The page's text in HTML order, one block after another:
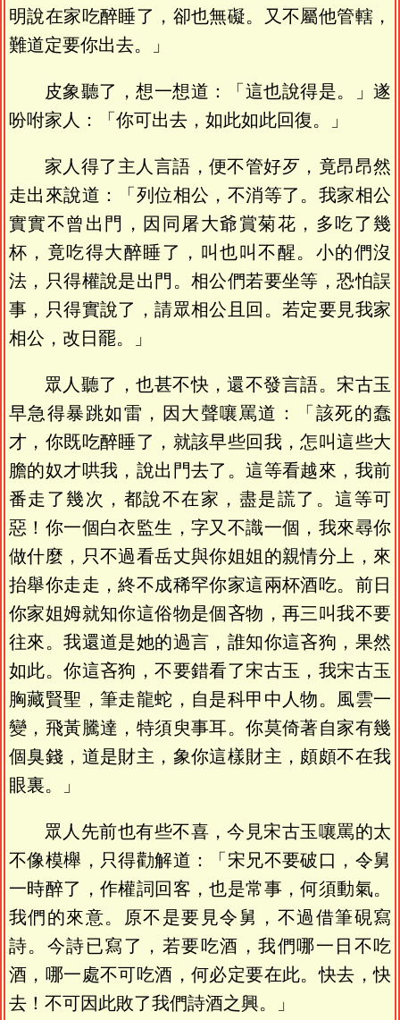
明說在家吃醉睡了，卻也無礙。又不屬他管轄，
難道定要你出去。」
皮象聽了，想一想道：「這也說得是。」遂
吩咐家人：「你可出去，如此如此回復。」
家人得了主人言語，便不管好歹，竟昂昂然
走出來說道：「列位相公，不消等了。我家相公
實實不曾出門，因同屠大爺賞菊花，多吃了幾
杯，竟吃得大醉睡了，叫也叫不醒。小的們沒
法，只得權說是出門。相公們若要坐等，恐怕誤
事，只得實說了，請眾相公且回。若定要見我家
相公，改日罷。」
眾人聽了，也甚不快，還不發言語。宋古玉
早急得暴跳如雷，因大聲嚷罵道：「該死的蠢
才，你既吃醉睡了，就該早些回我，怎叫這些大
膽的奴才哄我，說出門去了。這等看越來，我前
番走了幾次，都說不在家，盡是謊了。這等可
惡！你一個白衣監生，字又不識一個，我來尋你
做什麼，只不過看岳丈與你姐姐的親情分上，來
抬舉你走走，終不成稀罕你家這兩杯酒吃。前日
你家姐姆就知你這俗物是個吝物，再三叫我不要
往來。我還道是她的過言，誰知你這吝狗，果然
如此。你這吝狗，不要錯看了宋古玉，我宋古玉
胸藏賢聖，筆走龍蛇，自是科甲中人物。風雲一
變，飛黃騰達，特須臾事耳。你莫倚著自家有幾
個臭錢，道是財主，象你這樣財主，頗頗不在我
眼裏。」
眾人先前也有些不喜，今見宋古玉嚷罵的太
不像模櫸，只得勸解道：「宋兄不要破口，令舅
一時醉了，作權詞回客，也是常事，何須動氣。
我們的來意。原不是要見令舅，不過借筆硯寫
詩。今詩已寫了，若要吃酒，我們哪一日不吃
酒，哪一處不可吃酒，何必定要在此。快去，快
去！不可因此敗了我們詩酒之興。」